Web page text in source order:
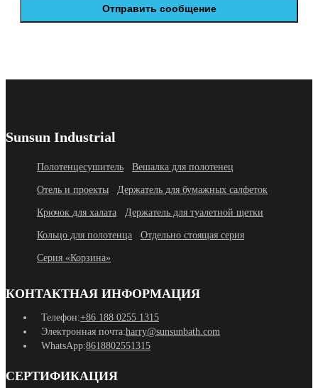
Отправить сообщение
Sunsun Industrial
Полотенцесушитель Вешалка для полотенец
Отель и проекты Держатель для бумажных салфеток
Крючок для халата Держатель для туалетной щетки
Кольцо для полотенца Отдельно стоящая серия
Серия «Корзина»
КОНТАКТНАЯ ИНФОРМАЦИЯ
Телефон:+86 188 0255 1315
Электронная почта:harry@sunsunbath.com
WhatsApp:8618802551315
СЕРТИФИКАЦИЯ